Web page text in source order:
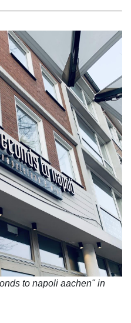
to napoli aachen" in